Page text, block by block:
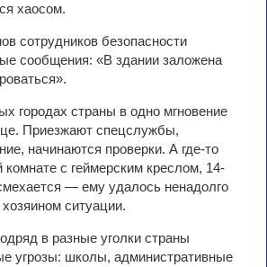
хаосом.
сотрудников безопасности
сообщения: «В здании заложена
городах страны в одно мгновение
Приезжают спецслужбы,
начинаются проверки. А где-то
комнате с геймерским креслом, 14-
— ему удалось ненадолго
ситуации.
в разные уголки страны
угрозы: школы, административные